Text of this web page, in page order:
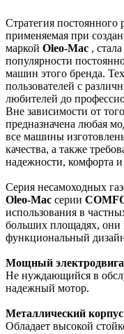
Стратегия постоянного
применяемая при
маркой Oleo-Mac ,
популярности
машин этого бренда.
пользователей с
любителей до
Вне зависимости от
предназначена любая
все машины
качества, а также
надежности, комфорта и
Серия несамоходных
Oleo-Mac серии
использования в
больших площадях, они
функциональный
Мощный
Не нуждающийся в
надежный мотор.
Металлический корпус
Обладает высокой